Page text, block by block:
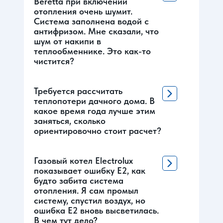
отопления очень шумит.
Система заполнена водой с
антифризом. Мне сказали, что
шум от накипи в
теплообменнике. Это как-то
чистится?
Требуется рассчитать
теплопотери дачного дома. В
какое время года лучше этим
заняться, сколько
ориентировочно стоит расчет?
Газовый котел Electrolux
показывает ошибку Е2, как
будто забита система
отопления. Я сам промыл
систему, спустил воздух, но
ошибка Е2 вновь высветилась.
В чем тут дело?